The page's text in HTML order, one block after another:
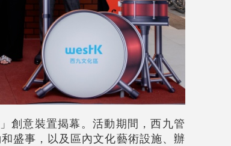
創意裝置揭幕。活動期間，西九管
盛事，以及區內文化藝術設施、辦